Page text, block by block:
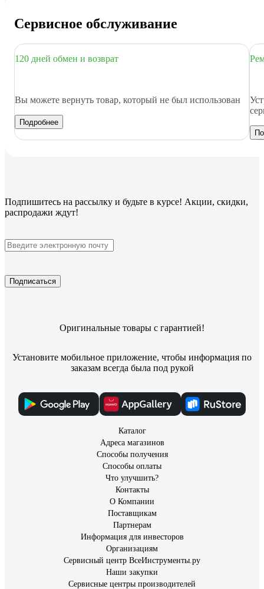
Сервисное обслуживание
120 дней обмен и возврат
Вы можете вернуть товар, который не был использован
Подробнее
Подпишитесь на рассылку и будьте в курсе! Акции, скидки,
распродажи ждут!
Подписаться
Оригинальные товары с гарантией!
Установите мобильное приложение, чтобы информация по
заказам всегда была под рукой
Каталог
Адреса магазинов
Способы получения
Способы оплаты
Что улучшить?
Контакты
О Компании
Поставщикам
Партнерам
Информация для инвесторов
Организациям
Сервисный центр ВсеИнструменты.ру
Наши закупки
Сервисные центры производителей